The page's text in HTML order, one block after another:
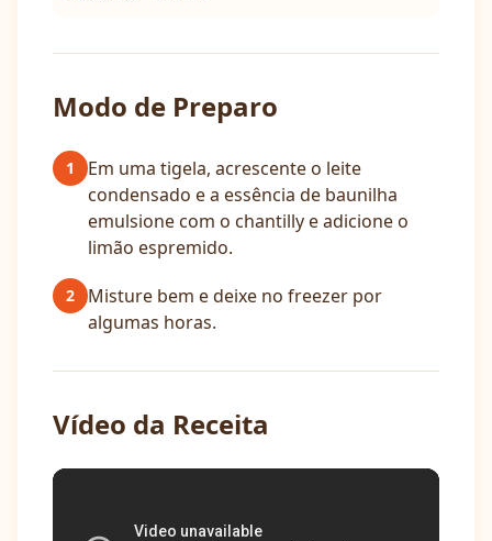
Modo de Preparo
1
Em uma tigela, acrescente o leite
condensado e a essência de baunilha
emulsione com o chantilly e adicione o
limão espremido.
2
Misture bem e deixe no freezer por
algumas horas.
Vídeo da Receita